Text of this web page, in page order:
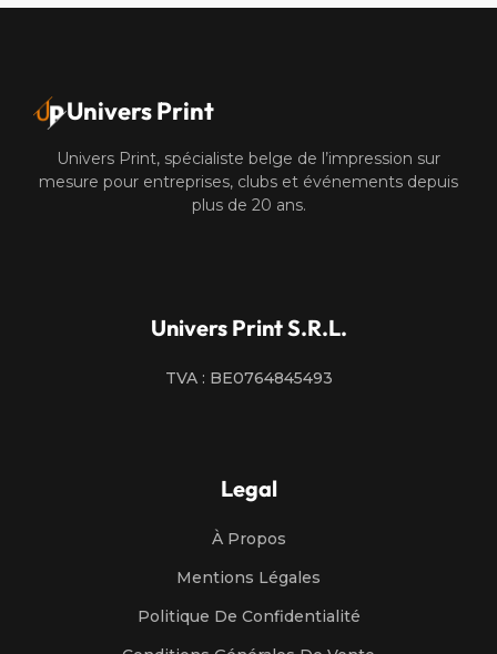
Univers Print
Univers Print, spécialiste belge de l’impression sur
mesure pour entreprises, clubs et événements depuis
plus de 20 ans.
Univers Print S.R.L.
TVA : BE0764845493
Legal
À Propos
Mentions Légales
Politique De Confidentialité